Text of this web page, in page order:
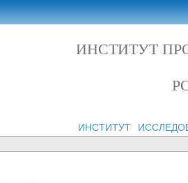
ИНСТИТУТ
ИНСТИТУТ